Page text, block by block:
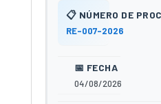
RE-007-2026
04/08/2026